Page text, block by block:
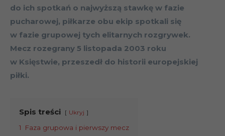
do ich spotkań o najwyższą stawkę w fazie
pucharowej, piłkarze obu ekip spotkali się
w fazie grupowej tych elitarnych rozgrywek.
Mecz rozegrany 5 listopada 2003 roku
w Księstwie, przeszedł do historii europejskiej
piłki.
Spis treści Ukryj
1
Faza grupowa i pierwszy mecz